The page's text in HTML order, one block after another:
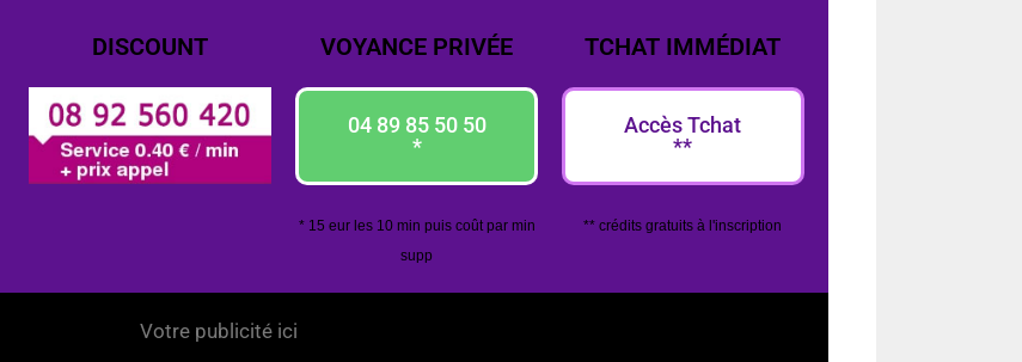
DISCOUNT VOYANCE PRIVÉE
04 89 85 50 50
*
* 15 eur les 10 min puis coût par min
supp
TCHAT IMMÉDIAT
Accès Tchat
**
** crédits gratuits à l'inscription
Votre publicité ici